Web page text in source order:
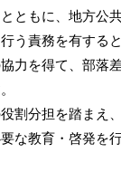
ともに、地方公
う責務を有する
力を得て、部落
割分担を踏まえ
な教育・啓発を